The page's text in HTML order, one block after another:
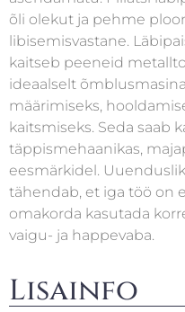
õli olekut ja pehme
libisemisvastane.
kaitseb peeneid
ideaalselt
määrimiseks,
kaitsmiseks. Seda saab
täppismehaanikas,
eesmärkidel.
tähendab, et iga töö on
omakorda kasutada
vaigu- ja happevaba.
Lisainfo